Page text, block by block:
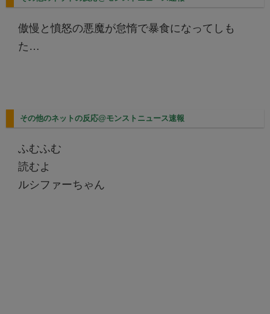
傲慢と憤怒の悪魔が怠惰で暴食になってしも
た…
その他のネットの反応@モンストニュース速報
ふむふむ
読むよ
ルシファーちゃん